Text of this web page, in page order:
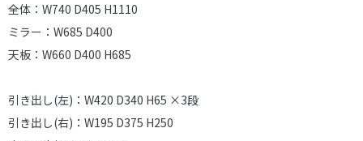
全体：W740 D405 H1110
ミラー：W685 D400
天板：W660 D400 H685
引き出し(左)：W420 D340 H65 ×3段
引き出し(右)：W195 D375 H250